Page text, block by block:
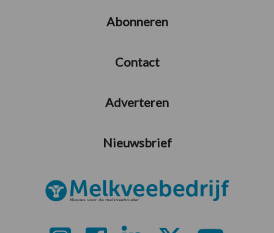
Abonneren
Contact
Adverteren
Nieuwsbrief